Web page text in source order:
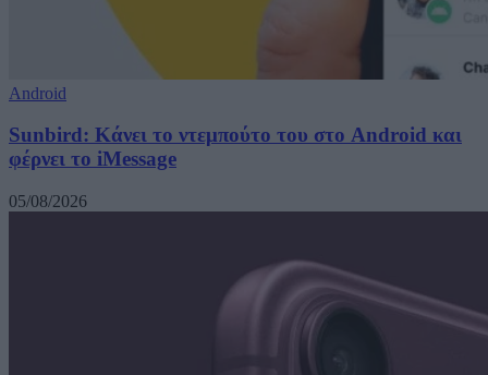
Android
Sunbird: Κάνει το ντεμπούτο του στο Android και
φέρνει το iMessage
05/08/2026